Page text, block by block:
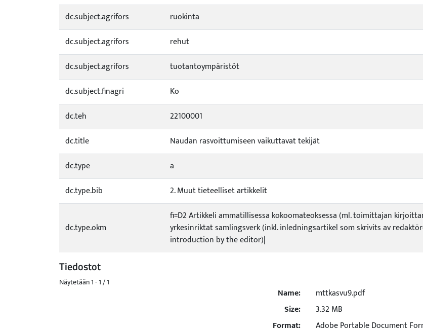
dc.subject.agrifors
ruokinta
dc.subject.agrifors
rehut
dc.subject.agrifors
tuotantoympäristöt
dc.subject.finagri
Ko
dc.teh
22100001
dc.title
Naudan rasvoittumiseen vaikuttavat tekijät
dc.type
a
dc.type.bib
2. Muut tieteelliset artikkelit
dc.type.okm
fi=D2 Artikkeli ammatillisessa kokoomateoksessa (ml. toimittajan
yrkesinriktat samlingsverk (inkl. inledningsartikel som skrivits av
introduction by the editor)|
Tiedostot
Näytetään1 - 1 / 1
Name:
mttkasvu9.pdf
Size:
3.32 MB
Format:
Adobe Portable Document